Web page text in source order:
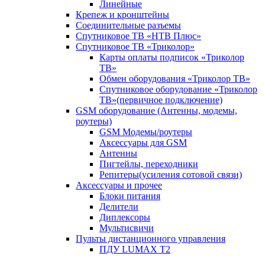
Линейные
Крепеж и кронштейны
Соединительные разъемы
Спутниковое ТВ «НТВ Плюс»
Спутниковое ТВ «Триколор»
Карты оплаты подписок «Триколор
ТВ»
Обмен оборудования «Триколор ТВ»
Спутниковое оборудование «Триколор
ТВ»(первичное подключение)
GSM оборудование (Антенны, модемы,
роутеры)
GSM Модемы/роутеры
Аксессуары для GSM
Антенны
Пигтейлы, переходники
Репитеры(усиления сотовой связи)
Аксессуары и прочее
Блоки питания
Делители
Диплексоры
Мультисвичи
Пульты дистанционного управления
ПДУ LUMAX Т2